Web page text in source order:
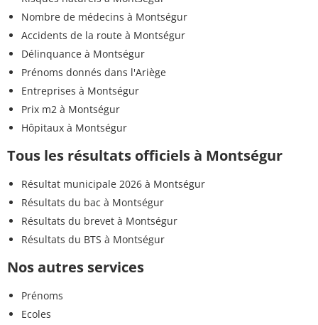
Nombre de médecins à Montségur
Accidents de la route à Montségur
Délinquance à Montségur
Prénoms donnés dans l'Ariège
Entreprises à Montségur
Prix m2 à Montségur
Hôpitaux à Montségur
Tous les résultats officiels à Montségur
Résultat municipale 2026 à Montségur
Résultats du bac à Montségur
Résultats du brevet à Montségur
Résultats du BTS à Montségur
Nos autres services
Prénoms
Ecoles